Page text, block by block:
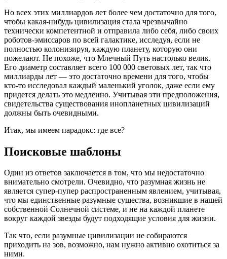
Но всех этих миллиардов лет более чем достаточно для того,
чтобы какая-нибудь цивилизация стала чрезвычайно
технически компетентной и отправила либо себя, либо своих
роботов-эмиссаров по всей галактике, исследуя, если не
полностью колонизируя, каждую планету, которую они
пожелают. Не похоже, что Млечный Путь настолько велик.
Его диаметр составляет всего 100 000 световых лет, так что
миллиарды лет — это достаточно времени для того, чтобы
кто-то исследовал каждый маленький уголок, даже если ему
придется делать это медленно. Учитывая эти предположения,
свидетельства существования инопланетных цивилизаций
должны быть очевидными.
Итак, мы имеем парадокс: где все?
Поисковые шаблоны
Один из ответов заключается в том, что мы недостаточно
внимательно смотрели. Очевидно, что разумная жизнь не
является супер-пупер распространенным явлением, учитывая,
что мы единственные разумные существа, возникшие в нашей
собственной Солнечной системе, и не на каждой планете
вокруг каждой звезды будут подходящие условия для жизни.
Так что, если разумные цивилизации не собираются
приходить на зов, возможно, нам нужно активно охотиться за
ними.